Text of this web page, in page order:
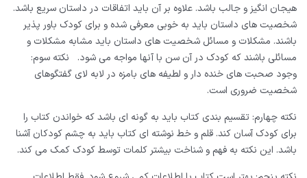
هیجان انگیز و جالب باشد. علاوه بر آن باید اتفاقات در داستان سریع باشد.
شخصیت های داستان باید به خوبی معرفی شده و برای کودک باور پذیر
باشند. مشکلات و مسائل شخصیت های داستان باید مشابه مشکلات و
مسائلی باشند که کودک در آن سن با آنها مواجه می شود.
نکته سوم:
وجود صحبت های خنده دار و لطیفه های بامزه در لابه لای گفتگوهای
شخصیت ضروری است.
نکته چهارم: تقسیم بندی کتاب باید به گونه ای باشد که خواندن کتاب را
برای کودک آسان کند. قلم و خط نوشته ای کتاب باید به چشم کودکان آشنا
باشد. این نکته به فهم و شناخت بیشتر کلمات توسط کودک کمک می کند.